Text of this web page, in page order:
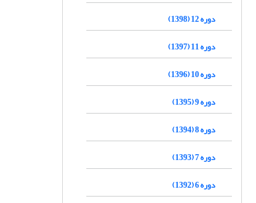
دوره 12 (1398)
دوره 11 (1397)
دوره 10 (1396)
دوره 9 (1395)
دوره 8 (1394)
دوره 7 (1393)
دوره 6 (1392)